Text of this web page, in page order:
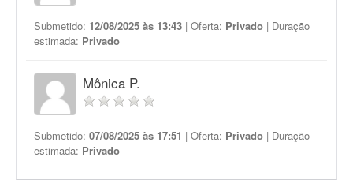
Submetido: 12/08/2025 às 13:43 | Oferta: Privado | Duração
estimada: Privado
Mônica P.
Submetido: 07/08/2025 às 17:51 | Oferta: Privado | Duração
estimada: Privado